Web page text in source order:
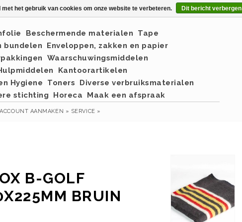
Beschermende materialen
Tape
bundelen
Enveloppen, zakken en papier
Waarschuwingsmiddelen
Kantoorartikelen
Hygiene
Toners
Diverse verbruiksmaterialen
stichting
Horeca Maak een afspraak
AANMAKEN » SERVICE »
B-GOLF
BRUIN
het gebruik van cookies om onze website te verbeteren. Dit bericht verbergen